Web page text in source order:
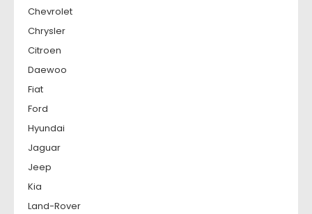
Chevrolet
Chrysler
Citroen
Daewoo
Fiat
Ford
Hyundai
Jaguar
Jeep
Kia
Land-Rover